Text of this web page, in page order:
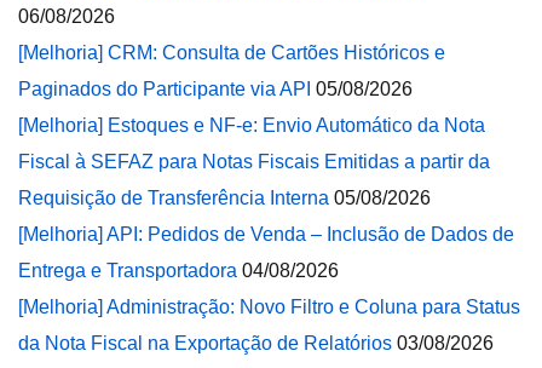
06/08/2026
[Melhoria] CRM: Consulta de Cartões Históricos e
Paginados do Participante via API 05/08/2026
[Melhoria] Estoques e NF-e: Envio Automático da Nota
Fiscal à SEFAZ para Notas Fiscais Emitidas a partir da
Requisição de Transferência Interna 05/08/2026
[Melhoria] API: Pedidos de Venda – Inclusão de Dados de
Entrega e Transportadora 04/08/2026
[Melhoria] Administração: Novo Filtro e Coluna para Status
da Nota Fiscal na Exportação de Relatórios 03/08/2026